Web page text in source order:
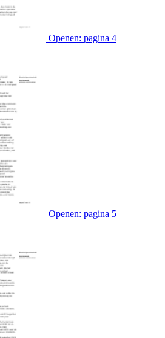
Openen: pagina 4
Openen: pagina 5